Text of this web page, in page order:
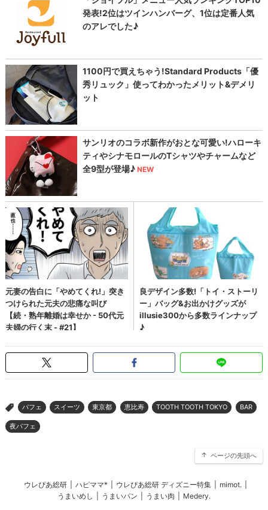
> パフェ スイーツ 東京都 恵比寿 TOOTH TOOTH TOKYO BAR
夜パフェ
ページの先頭へ
ウレぴあ総研 ハピママ* ウレぴあ総研 ディズニー特集 mimot.
うまいめし
うまいパン うまい肉 Medery.